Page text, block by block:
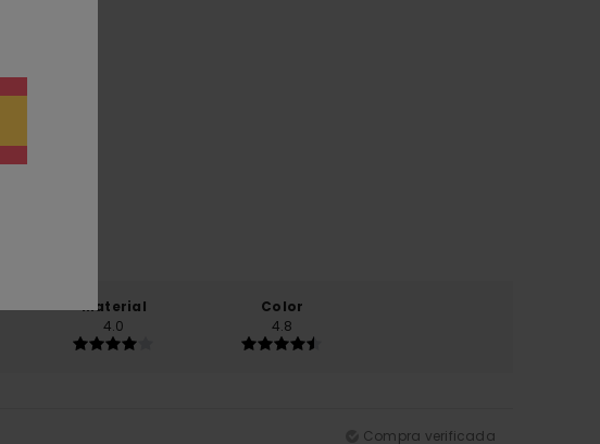
2025
Material
4.0
Color
4.8
Compra verificada